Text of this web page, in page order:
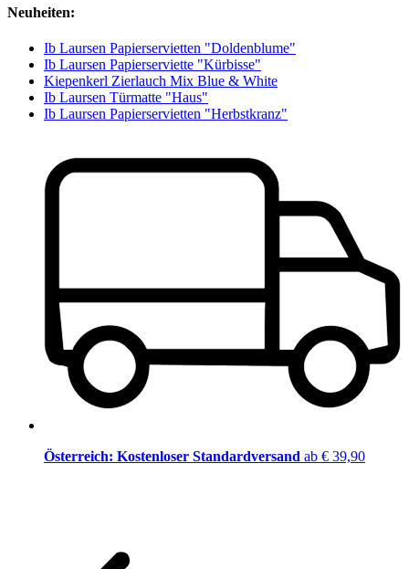
Neuheiten:
Ib Laursen Papierservietten "Doldenblume"
Ib Laursen Papierserviette "Kürbisse"
Kiepenkerl Zierlauch Mix Blue & White
Ib Laursen Türmatte "Haus"
Ib Laursen Papierservietten "Herbstkranz"
Österreich: Kostenloser Standardversand ab € 39,90